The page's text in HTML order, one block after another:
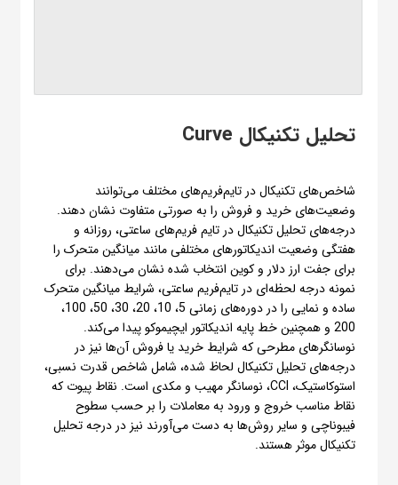
تحلیل تکنیکال Curve
شاخص‌های تکنیکال در تایم‌فریم‌های مختلف می‌توانند
وضعیت‌های خرید و فروش را به صورتی متفاوت نشان دهند.
درجه‌های تحلیل تکنیکال در تایم فریم‌های ساعتی، روزانه و
هفتگی وضعیت اندیکاتورهای مختلفی مانند میانگین متحرک را
برای جفت ارز دلار و کوین انتخاب شده نشان می‌دهند. برای
نمونه درجه لحظه‌ای در تایم‌فریم ساعتی، شرایط میانگین متحرک
ساده و نمایی را در دوره‌های زمانی 5، 10، 20، 30، 50، 100،
200 و همچنین خط پایه اندیکاتور ایچیموکو پیدا می‌کند.
نوسانگرهای مطرحی که شرایط خرید یا فروش آن‌ها نیز در
درجه‌های تحلیل تکنیکال لحاظ شده، شامل شاخص قدرت نسبی،
استوکاستیک، CCI، نوسانگر مهیب و مکدی است. نقاط پیوت که
نقاط مناسب خروج و ورود به معاملات را بر حسب سطوح
فیبوناچی و سایر روش‌ها به دست می‌آورند نیز در درجه تحلیل
تکنیکال موثر هستند.